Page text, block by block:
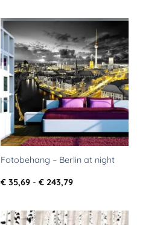
Toevoegen
aan
verlanglijst
Fotobehang – Berlin at night
€35,69 - €243,79Prijsklasse: